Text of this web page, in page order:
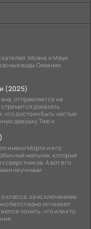
Моана и Мауи
воды Океании.
(2025)
отправляется на
доказать
что достоин быть частью
девушку Тию и
имени Морти и его
мальчик, который
сверстников. А вот его
научными
класса, за исключением
бесследно исчезают.
понять, что или кто